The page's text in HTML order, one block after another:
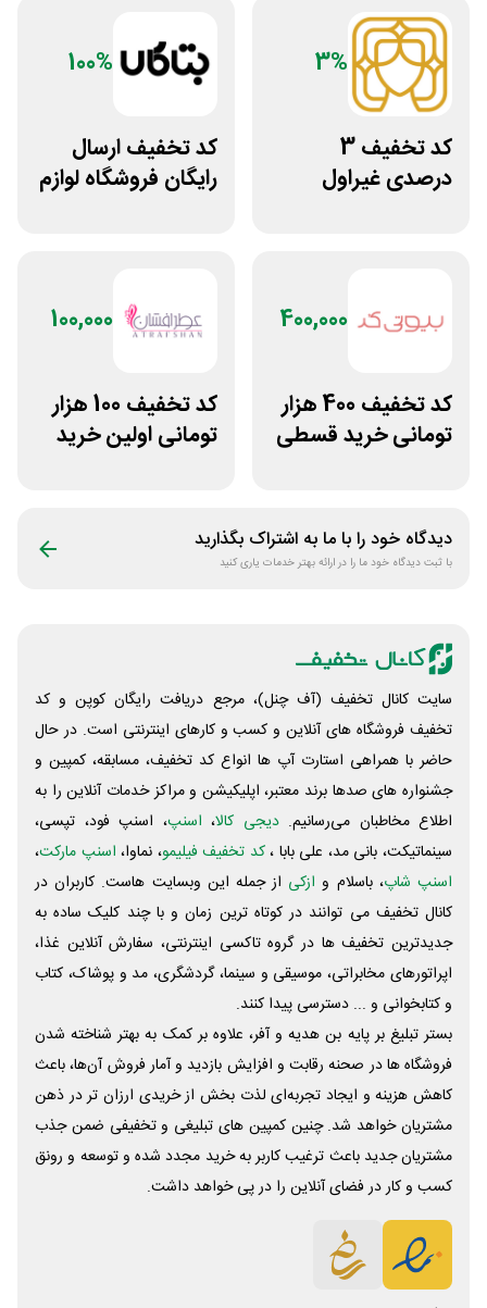
3%
کد تخفیف 3
درصدی غیراول
100%
کد تخفیف ارسال
رایگان فروشگاه لوازم
400,000
کد تخفیف 400 هزار
تومانی خرید قسطی
100,000
کد تخفیف 100 هزار
تومانی اولین خرید
دیدگاه خود را با ما به اشتراک بگذارید
با ثبت دیدگاه خود ما را در ارائه بهتر خدمات یاری کنید
سایت کانال تخفیف (آف چنل)، مرجع دریافت رایگان کوپن و کد
تخفیف فروشگاه های آنلاین و کسب و‌ کارهای اینترنتی است. در حال
حاضر با همراهی استارت آپ ها انواع کد تخفیف، مسابقه، کمپین و
جشنواره های صدها برند معتبر، اپلیکیشن و مراکز خدمات آنلاین را به
اطلاع مخاطبان می‌رسانیم. دیجی کالا، اسنپ، اسنپ فود، تپسی،
سینماتیکت، بانی مد، علی‌ بابا ،کد تخفیف فیلیمو، نماوا، اسنپ مارکت،
اسنپ شاپ، باسلام و ازکی از جمله این وبسایت ‌هاست. کاربران در
کانال تخفیف می توانند در کوتاه ترین زمان و با چند کلیک ساده به
جدیدترین تخفیف ها در گروه تاکسی اینترنتی، سفارش آنلاین غذا،
اپراتورهای مخابراتی، موسیقی و سینما، گردشگری، مد و پوشاک، کتاب
و کتابخوانی و ... دسترسی پیدا کنند.
بستر تبلیغ بر پایه بن هدیه و آفر، علاوه بر کمک به بهتر شناخته شدن
فروشگاه ها در صحنه رقابت و افزایش بازدید و آمار فروش آن‌ها، باعث
کاهش هزینه و ایجاد تجربه‌ای لذت بخش از خریدی ارزان تر در ذهن
مشتریان خواهد شد. چنین کمپین های تبلیغی و تخفیفی ضمن جذب
مشتریان جدید باعث ترغیب کاربر به خرید مجدد شده و توسعه و رونق
کسب و کار در فضای آنلاین را در پی خواهد داشت.